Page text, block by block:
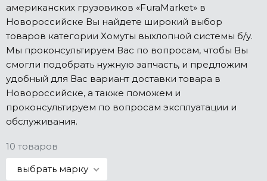
американских грузовиков «FuraMarket» в
Новороссийске Вы найдете широкий выбор
товаров категории Хомуты выхлопной системы б/у.
Мы проконсультируем Вас по вопросам, чтобы Вы
смогли подобрать нужную запчасть, и предложим
удобный для Вас вариант доставки товара в
Новороссийске, а также поможем и
проконсультируем по вопросам эксплуатации и
обслуживания.
10 товаров
выбрать марку